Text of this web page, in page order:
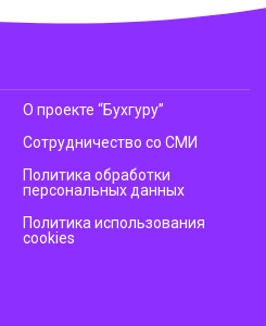
О проекте “Бухгуру”
Сотрудничество со СМИ
Политика обработки
персональных данных
Политика использования
cookies